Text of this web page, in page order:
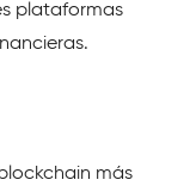
plataformas
más